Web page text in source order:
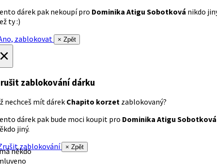
dárek pak nekoupí pro Dominika Atigu Sobotková nikdo
ty :)
zablokovat
× Zpět
zablokování dárku
nechceš mít dárek Chapito korzet zablokovaný?
dárek pak bude moci koupit pro Dominika Atigu Sobotková
jiný.
zablokování
× Zpět
někdo